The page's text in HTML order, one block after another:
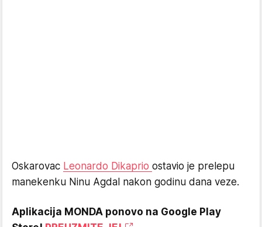
Oskarovac Leonardo Dikaprio ostavio je prelepu
manekenku Ninu Agdal nakon godinu dana veze.
Aplikacija MONDA ponovo na Google Play